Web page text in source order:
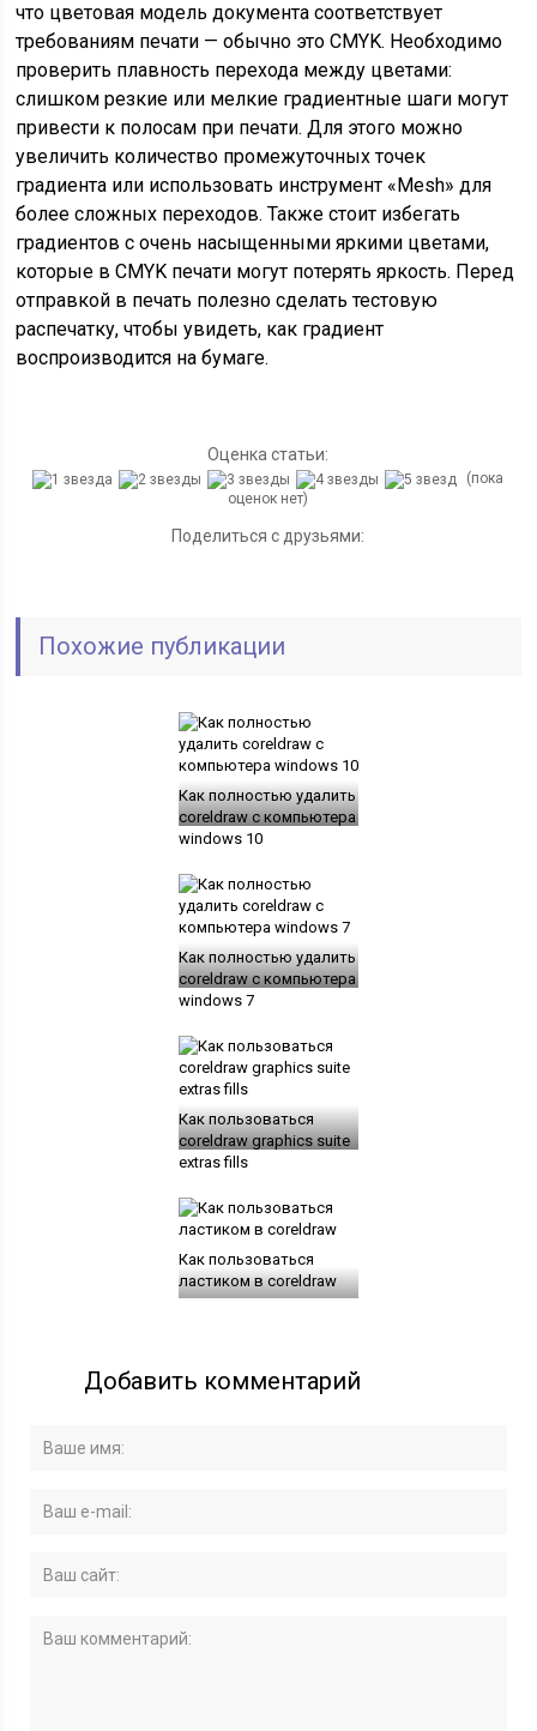
что цветовая модель документа соответствует
требованиям печати — обычно это CMYK. Необходимо
проверить плавность перехода между цветами:
слишком резкие или мелкие градиентные шаги могут
привести к полосам при печати. Для этого можно
увеличить количество промежуточных точек
градиента или использовать инструмент «Mesh» для
более сложных переходов. Также стоит избегать
градиентов с очень насыщенными яркими цветами,
которые в CMYK печати могут потерять яркость. Перед
отправкой в печать полезно сделать тестовую
распечатку, чтобы увидеть, как градиент
воспроизводится на бумаге.
Оценка статьи:
(пока
оценок нет)
Поделиться с друзьями:
Похожие публикации
Как полностью удалить
coreldraw с компьютера
windows 10
Как полностью удалить
coreldraw с компьютера
windows 7
Как пользоваться
coreldraw graphics suite
extras fills
Как пользоваться
ластиком в coreldraw
Добавить комментарий